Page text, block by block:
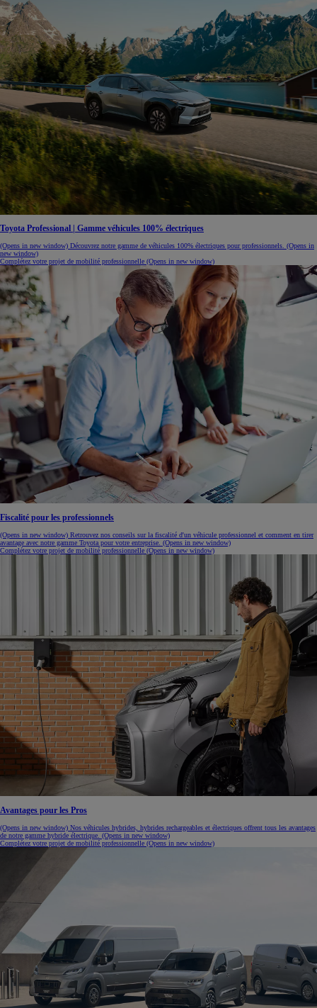
Toyota Professional | Gamme véhicules 100% électriques
(Opens in new window) Découvrez notre gamme de véhicules 100% électriques pour professionnels. (Opens in
new window)
Complétez votre projet de mobilité professionnelle (Opens in new window)
Fiscalité pour les professionnels
(Opens in new window) Retrouvez nos conseils sur la fiscalité d'un véhicule professionnel et comment en tirer
avantage avec notre gamme Toyota pour votre entreprise. (Opens in new window)
Complétez votre projet de mobilité professionnelle (Opens in new window)
Avantages pour les Pros
(Opens in new window) Nos véhicules hybrides, hybrides rechargeables et électriques offrent tous les avantages
de notre gamme hybride électrique. (Opens in new window)
Complétez votre projet de mobilité professionnelle (Opens in new window)